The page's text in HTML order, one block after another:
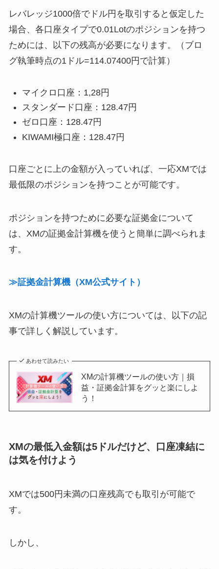
レバレッジ1000倍でドル円を取引すると仮定した
場合、各口座タイプで0.01Lotのポジションを持つ
ためには、以下の残高が必要になります。（ブロ
グ執筆時点の1ドル=114.07400円で計算）
マイクロ口座：1,28円
スタンダード口座：128.47円
ゼロ口座：128.47円
KIWAMI極口座：128.47円
口座ごとに上の金額が入っていれば、一応XMでは
最低限のポジションを持つことが可能です。
ポジションを持つために必要な証拠金について
は、XMの証拠金計算機を使うと簡単に調べられま
す。
≫証拠金計算機（XM公式サイト）
XMの計算機ツールの使い方については、以下の記
事で詳しく解説しています。
あわせて読みたい
XMの計算機ツールの使い方｜損
益・証拠金計算をグッと楽にしよ
う！
XMの最低入金額は5ドルだけど、口座凍結に
は気を付けよう
XMでは500円未満の口座残高でも取引が可能で
す。
しかし、